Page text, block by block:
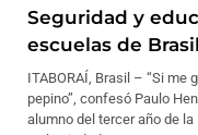
Seguridad y
escuelas de Brasil
ITABORAÍ, Brasil – “Si me
pepino”, confesó Paulo
alumno del tercer año de